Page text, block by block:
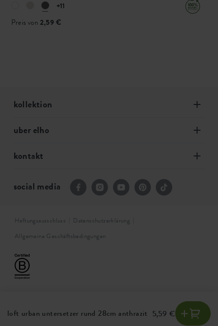
+11
Preis von 2,59 €
loft urban untersetzer rund 28cm anthrazit 5,59 €
kollektion
uber elho
kontakt
social media
Haftungsausschluss
Datenschutzerklärung
Allgemeine Geschäftsbedingungen